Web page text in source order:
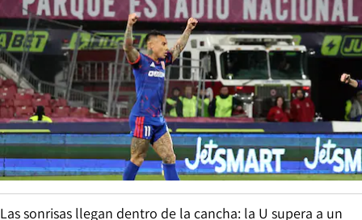
Las sonrisas llegan dentro de la cancha: la U supera a un